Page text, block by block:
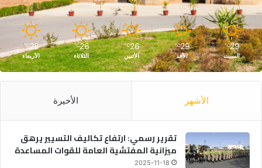
29
℃
السبت
29
℃
الأحد
26
℃
الأثنين
26
℃
الثلاثاء
28
℃
الأربعاء
الأشهر الأخيرة
تقرير رسمي: ارتفاع تكاليف التسيير يرهق
ميزانية المفتشية العامة للقوات المساعدة
2025-11-18